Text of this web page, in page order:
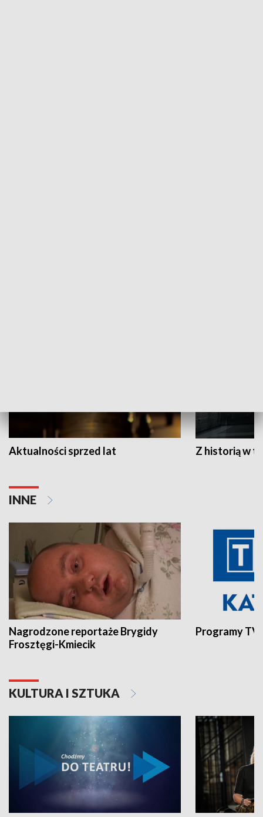
Aktualności sprzed lat Z historią w
INNE
Nagrodzone reportaże Brygidy
Frosztęgi-Kmiecik
Programy
KULTURA I SZTUKA